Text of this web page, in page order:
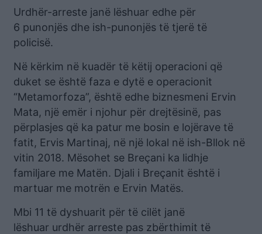
Urdhër-arreste janë lëshuar edhe për
6 punonjës dhe ish-punonjës të tjerë të
policisë.
Në kërkim në kuadër të këtij operacioni që
duket se është faza e dytë e operacionit
“Metamorfoza”, është edhe biznesmeni Ervin
Mata, një emër i njohur për drejtësinë, pas
përplasjes që ka patur me bosin e lojërave të
fatit, Ervis Martinaj, në një lokal në ish-Bllok në
vitin 2018. Mësohet se Breçani ka lidhje
familjare me Matën. Djali i Breçanit është i
martuar me motrën e Ervin Matës.
Mbi 11 të dyshuarit për të cilët janë
lëshuar urdhër arreste pas zbërthimit të